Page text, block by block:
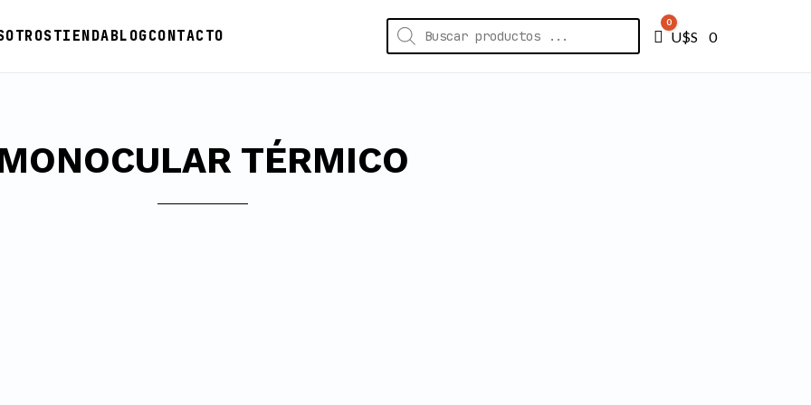
TIENDABLOGCONTACTO
Búsqueda
de
productos
Carro
0
U$S⠀ 0
TÉRMICO